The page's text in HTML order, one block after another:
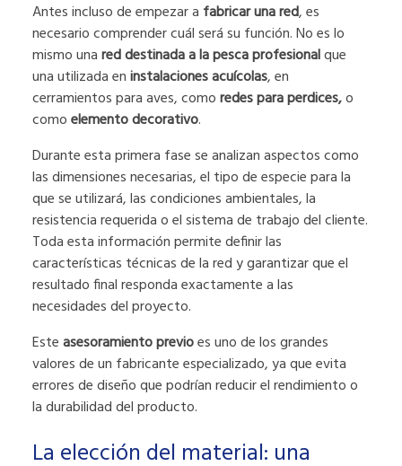
Antes incluso de empezar a fabricar una red, es
necesario comprender cuál será su función. No es lo
mismo unared destinada a la pesca profesionalque
una utilizada eninstalaciones acuícolas, en
cerramientos para aves, comoredes para perdices,o
comoelemento decorativo.
Durante esta primera fase se analizan aspectos como
las dimensiones necesarias, el tipo de especie para la
que se utilizará, las condiciones ambientales, la
resistencia requerida o el sistema de trabajo del cliente.
Toda esta información permite definir las
características técnicas de la red y garantizar que el
resultado final responda exactamente a las
necesidades del proyecto.
Esteasesoramiento previoes uno de los grandes
valores de un fabricante especializado, ya que evita
errores de diseño que podrían reducir el rendimiento o
la durabilidad del producto.
La elección del material: una